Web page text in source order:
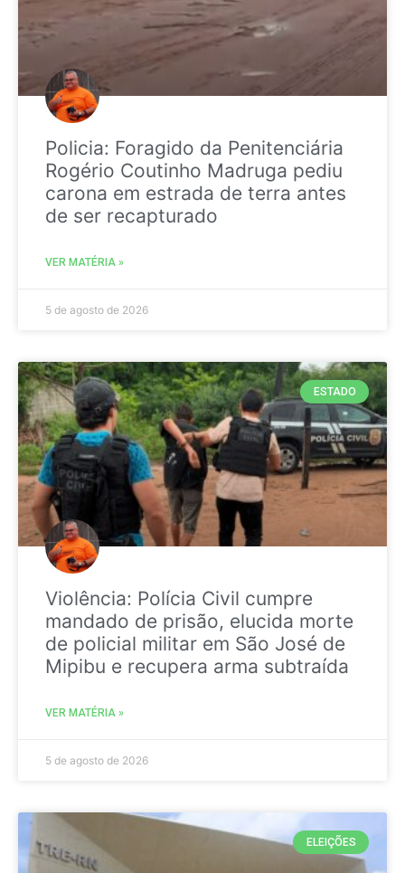
Policia: Foragido da Penitenciária
Rogério Coutinho Madruga pediu
carona em estrada de terra antes
de ser recapturado
VER MATÉRIA »
5 de agosto de 2026
ESTADO
Violência: Polícia Civil cumpre
mandado de prisão, elucida morte
de policial militar em São José de
Mipibu e recupera arma subtraída
VER MATÉRIA »
5 de agosto de 2026
ELEIÇÕES